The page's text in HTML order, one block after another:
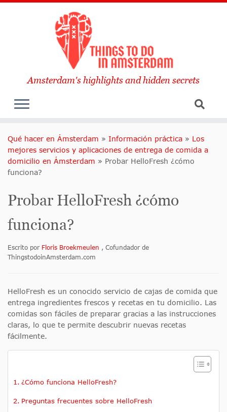
Amsterdam's highlights and hidden secrets
Qué hacer en Ámsterdam » Información práctica » Los
mejores servicios y aplicaciones de entrega de comida a
domicilio en Ámsterdam » Probar HelloFresh ¿cómo
funciona?
Probar HelloFresh ¿cómo
funciona?
Escrito por Floris Broekmeulen , Cofundador de
ThingstodoinAmsterdam.com
HelloFresh es un conocido servicio de cajas de comida que
entrega ingredientes frescos y recetas en tu domicilio. Las
comidas son fáciles de preparar gracias a las instrucciones
claras, lo que te permite descubrir nuevas recetas
fácilmente.
¿Cómo funciona HelloFresh?
Preguntas frecuentes sobre HelloFresh